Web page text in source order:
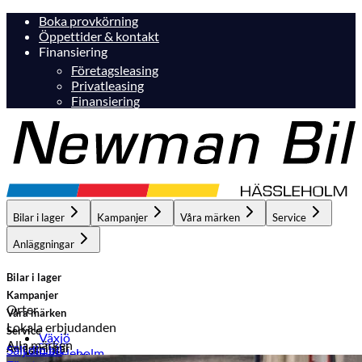
Boka provkörning
Öppettider & kontakt
Finansiering
Företagsleasing
Privatleasing
Finansiering
Bilar i lager Kampanjer Våra märken Service
Anläggningar
Bilar i lager
Orter
Växjö
Hässleholm
Kampanjer
Lokala erbjudanden
Hässleholm
Våra märken
Alla märken
Service
Anläggningar
Sälj din bil